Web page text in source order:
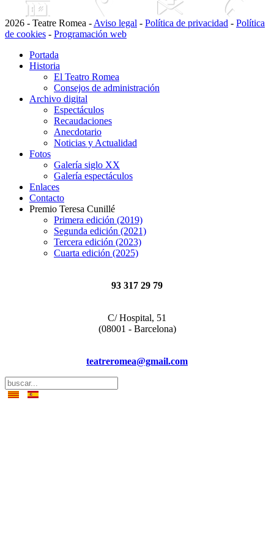
2026 - Teatre Romea - Aviso legal - Política de privacidad - Política
de cookies - Programación web
Portada
Historia
El Teatro Romea
Consejos de administración
Archivo digital
Espectáculos
Recaudaciones
Anecdotario
Noticias y Actualidad
Fotos
Galería siglo XX
Galería espectáculos
Enlaces
Contacto
Premio Teresa Cunillé
Primera edición (2019)
Segunda edición (2021)
Tercera edición (2023)
Cuarta edición (2025)
93 317 29 79
C/ Hospital, 51
(08001 - Barcelona)
teatreromea@gmail.com